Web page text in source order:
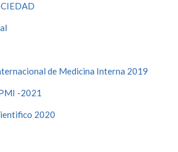
de Medicina Interna 2019
-2021
2020